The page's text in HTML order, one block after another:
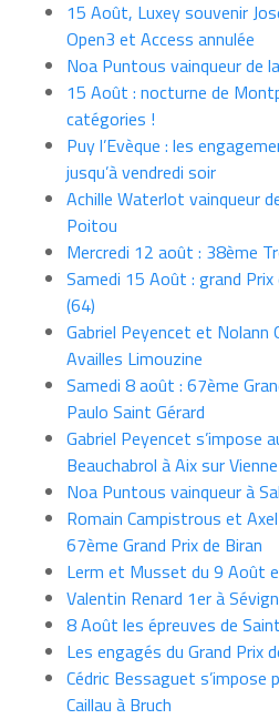
15 Août, Luxey souvenir
Open3 et Access annulée
Noa Puntous vainqueur de
15 Août : nocturne de
catégories !
Puy l’Evèque : les
jusqu’à vendredi soir
Achille Waterlot vainqueur
Poitou
Mercredi 12 août : 38ème
Samedi 15 Août : grand
(64)
Gabriel Peyencet et Nolann
Availles Limouzine
Samedi 8 août : 67ème
Paulo Saint Gérard
Gabriel Peyencet s’impose
Beauchabrol à Aix sur
Noa Puntous vainqueur à
Romain Campistrous et
67ème Grand Prix de Biran
Lerm et Musset du 9 Août
Valentin Renard 1er à
8 Août les épreuves de
Les engagés du Grand Prix
Cédric Bessaguet s’impose
Caillau à Bruch